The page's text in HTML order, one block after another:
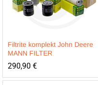
Filtrite komplekt John Deere
MANN FILTER
290,90 €